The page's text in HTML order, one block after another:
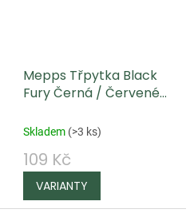
Mepps Třpytka Black
Fury Černá / Červené
Skladem (>3 ks)
109 Kč